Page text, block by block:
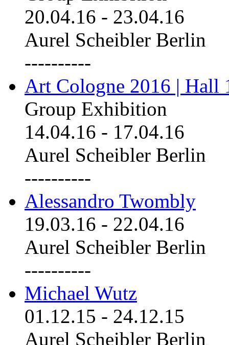
20.04.16 - 23.04.16
Aurel Scheibler Berlin
----------
Art Cologne 2016 | Hall
Group Exhibition
14.04.16 - 17.04.16
Aurel Scheibler Berlin
----------
Alessandro Twombly
19.03.16 - 22.04.16
Aurel Scheibler Berlin
----------
Michael Wutz
01.12.15 - 24.12.15
Aurel Scheibler Berlin